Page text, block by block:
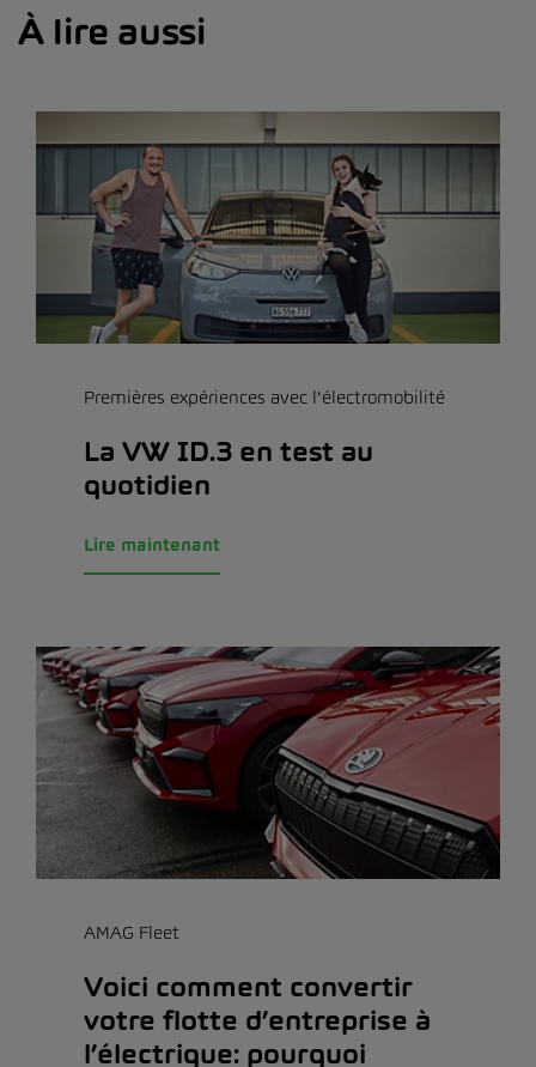
À lire aussi
Premières expériences avec l'électromobilité
La VW ID.3 en test au
quotidien
Lire maintenant
AMAG Fleet
Voici comment convertir
votre flotte d’entreprise à
l’électrique: pourquoi